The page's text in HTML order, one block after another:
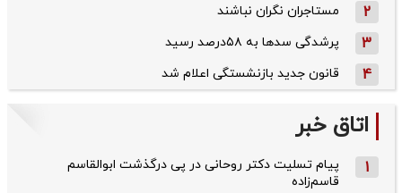
2 مستاجران نگران نباشند
3 پرشدگی سدها به ۵۸درصد رسید
4 قانون جدید بازنشستگی اعلام شد
اتاق خبر
1
پیام تسلیت دکتر روحانی در پی درگذشت ابوالقاسم
قاسم‌زاده